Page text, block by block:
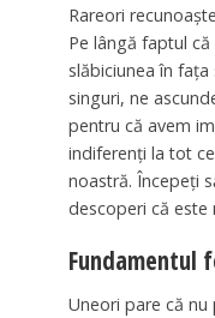
Rareori
Pe lângă faptul
slăbiciunea în
singuri, ne
pentru că avem
indiferenți la tot
noastră. Începeți
descoperi că este
Fundamentul
Uneori pare că